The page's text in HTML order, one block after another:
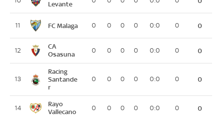
Levante
11 FC Malaga 0 0 0 0 0:0 0 0
12
CA
Osasuna
0 0 0 0 0:0 0 0
13
Racing
Santande
r
0 0 0 0 0:0 0 0
14
Rayo
Vallecano
0 0 0 0 0:0 0 0